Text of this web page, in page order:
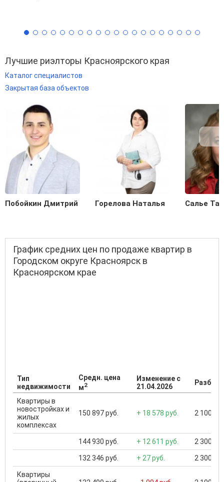
Лучшие риэлторы Красноярского края
Каталог специалистов
Закрытая база объектов
Побойкин Дмитрий Горелова Наталья Салье
График средних цен по продаже квартир в
Городском округе Красноярск в
Красноярском крае
Тип
недвижимости
Средн. цена
м2
Изменение с
21.04.2026
Квартиры в
новостройках и
жилых
комплексах
150 897 руб. + 18 578 руб. 2 100
144 930 руб. + 12 611 руб. 2 300
132 346 руб. + 27 руб. 2 300
Квартиры